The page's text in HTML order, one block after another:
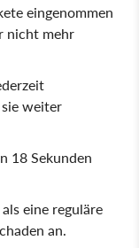
eingenommen
nicht mehr
weiter
18 Sekunden
eine reguläre
an.